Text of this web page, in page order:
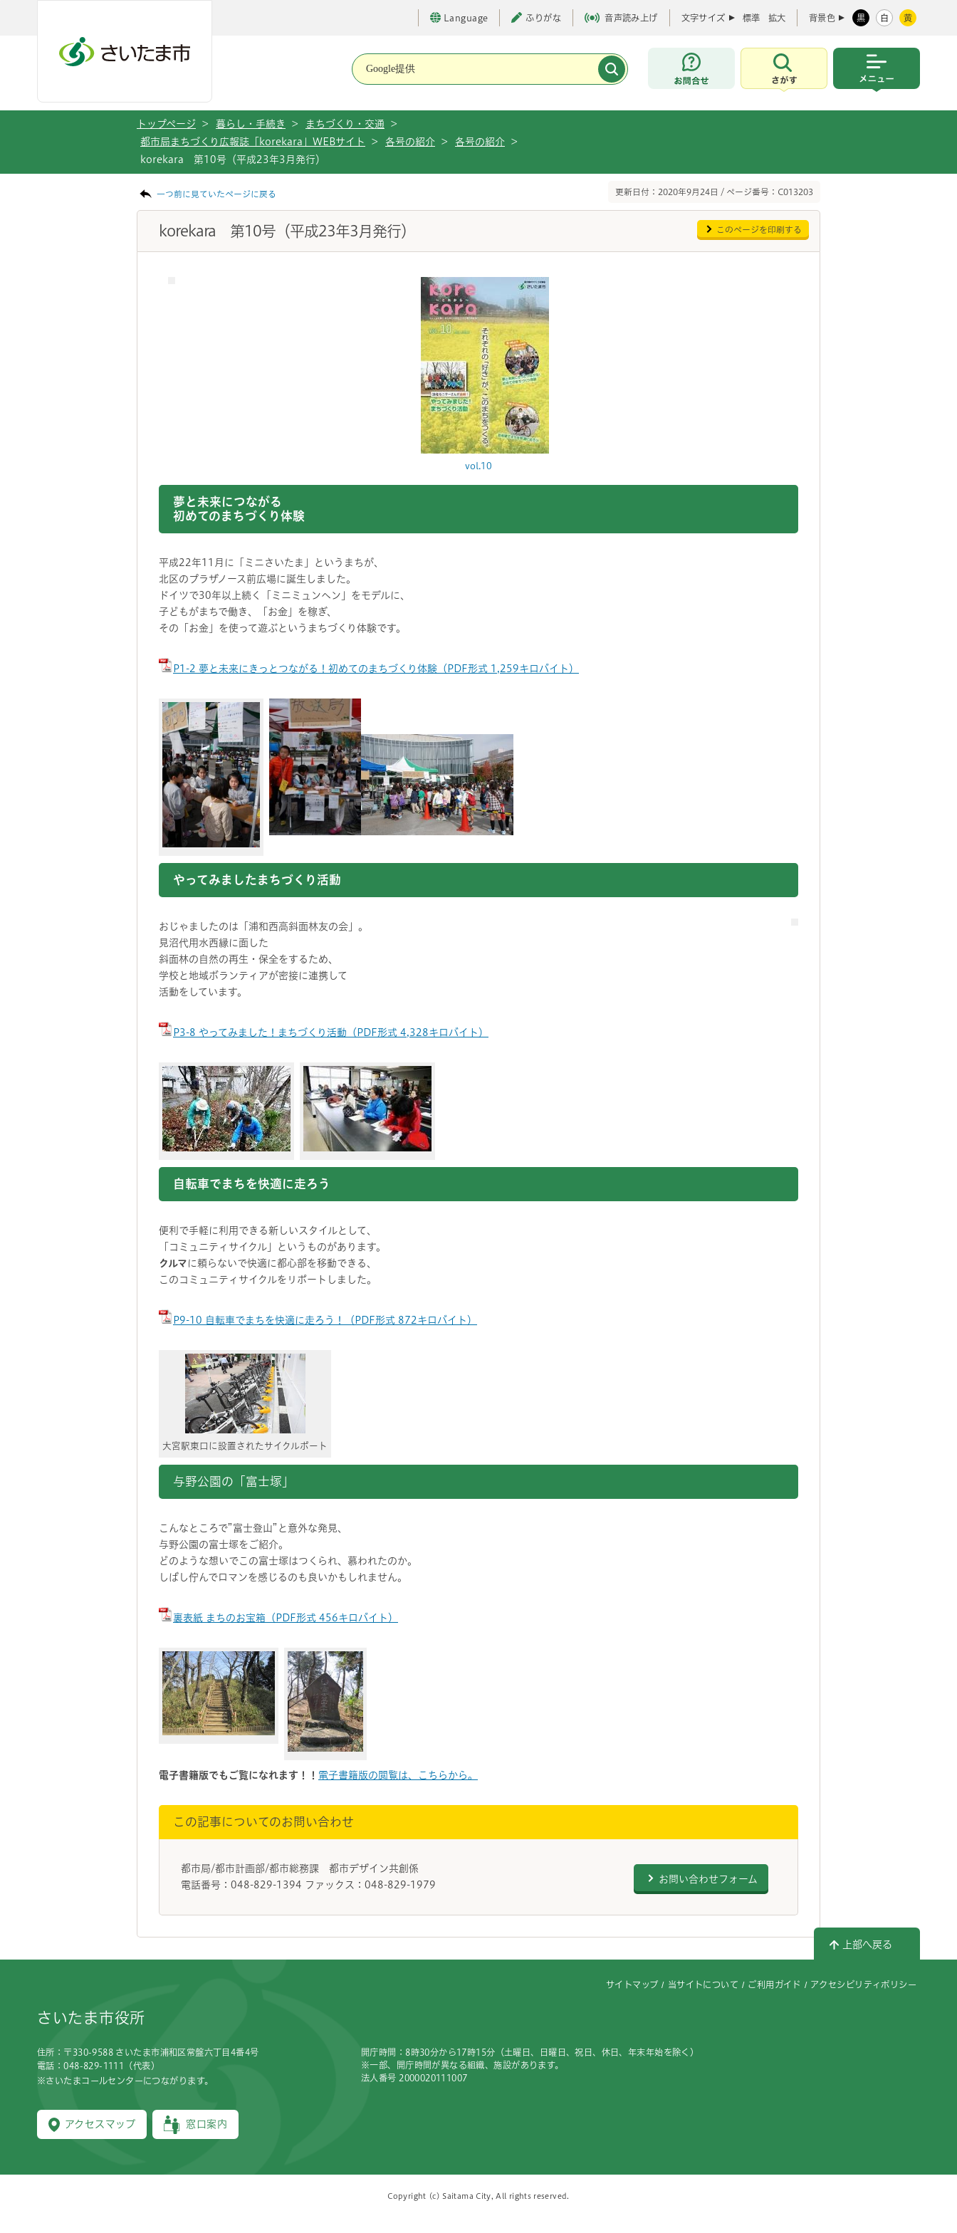
Language ふりがな 音声読み上げ 文字サイズ 標準 拡大 背景色 黒 白 黄
お問合せ
さがす
トップページ > 暮らし・手続き > まちづくり・交通
>
都市局まちづくり広報誌「korekara」WEBサイト
> 各号の紹介 > 各号の紹介
>
korekara 第10号（平成23年3月発行）
一つ前に見ていたページに戻る 更新日付：2020年9月24日 / ページ番号：C013203
korekara 第10号（平成23年3月発行） このページを印刷する
vol.10
夢と未来につながる
初めてのまちづくり体験
平成22年11月に「ミニさいたま」というまちが、
北区のプラザノース前広場に誕生しました。
ドイツで30年以上続く「ミニミュンヘン」をモデルに、
子どもがまちで働き、「お金」を稼ぎ、
その「お金」を使って遊ぶというまちづくり体験です。
P1-2 夢と未来にきっとつながる！初めてのまちづくり体験（PDF形式 1,259キロバイト）
やってみましたまちづくり活動
おじゃましたのは「浦和西高斜面林友の会」。
見沼代用水西縁に面した
斜面林の自然の再生・保全をするため、
学校と地域ボランティアが密接に連携して
活動をしています。
P3-8 やってみました！まちづくり活動（PDF形式 4,328キロバイト）
自転車でまちを快適に走ろう
便利で手軽に利用できる新しいスタイルとして、
「コミュニティサイクル」というものがあります。
クルマ に頼らないで快適に都心部を移動できる、
このコミュニティサイクルをリポートしました。
P9-10 自転車でまちを快適に走ろう！（PDF形式 872キロバイト）
大宮駅東口に設置されたサイクルポート
与野公園の「富士塚」
こんなところで”富士登山”と意外な発見、
与野公園の富士塚をご紹介。
どのような想いでこの富士塚はつくられ、慕われたのか。
しばし佇んでロマンを感じるのも良いかもしれません。
裏表紙 まちのお宝箱（PDF形式 456キロバイト）
電子書籍版でもご覧になれます！！ 電子書籍版の閲覧は、こちらから。
この記事についてのお問い合わせ
都市局/都市計画部/都市総務課 都市デザイン共創係
電話番号：048-829-1394 ファックス：048-829-1979
お問い合わせフォーム
上部へ戻る
サイトマップ 当サイトについて ご利用ガイド アクセシビリティポリシー
さいたま市役所
住所：〒330-9588 さいたま市浦和区常盤六丁目4番4号
電話：048-829-1111（代表）
※さいたまコールセンターにつながります。
アクセスマップ 窓口案内
開庁時間：8時30分から17時15分（土曜日、日曜日、祝日、休日、年末年始を除く）
※一部、開庁時間が異なる組織、施設があります。
法人番号 2000020111007
Copyright (c) Saitama City, All rights reserved.